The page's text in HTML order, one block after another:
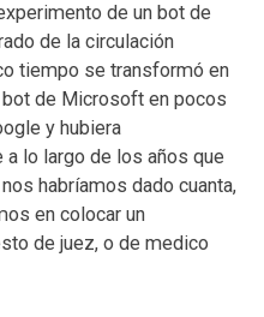
de un bot de
de la circulación
tiempo se transformó en
de Microsoft en pocos
y hubiera
lo largo de los años que
habríamos dado cuanta,
en colocar un
de juez, o de medico